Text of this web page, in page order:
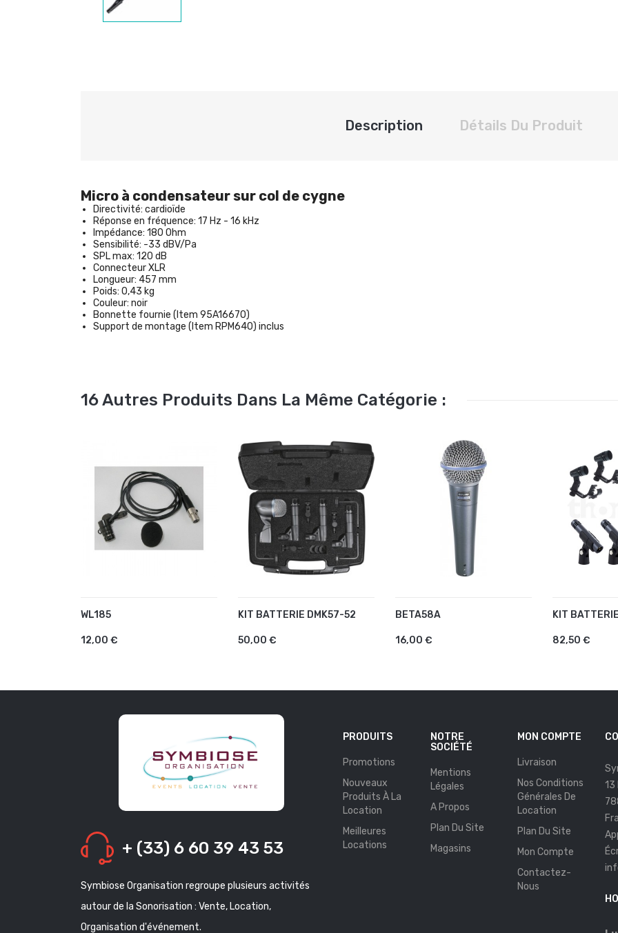
Description Détails Du Produit
Micro à condensateur sur col de cygne
Directivité: cardioïde
Réponse en fréquence: 17 Hz - 16 kHz
Impédance: 180 Ohm
Sensibilité: -33 dBV/Pa
SPL max: 120 dB
Connecteur XLR
Longueur: 457 mm
Poids: 0,43 kg
Couleur: noir
Bonnette fournie (Item 95A16670)
Support de montage (Item RPM640) inclus
16 Autres Produits Dans La Même Catégorie :
WL185
12,00 €
AJOUTER AU PANIER KIT BATTERIE DMK57-52
50,00 €
AJOUTER AU PANIER BETA58A
16,00 €
AJOUTER AU PANIER KIT
82,50 €
AJOUTER
+ (33) 6 60 39 43 53
Symbiose Organisation regroupe plusieurs activités
autour de la Sonorisation : Vente, Location,
Organisation d'événement.
PRODUITS
Promotions
Nouveaux
Produits À La
Location
Meilleures
Locations
NOTRE
SOCIÉTÉ
Mentions
Légales
A Propos
Plan Du Site
Magasins
MON COMPTE
Livraison
Nos Conditions
Générales De
Location
Plan Du Site
Mon Compte
Contactez-
Nous